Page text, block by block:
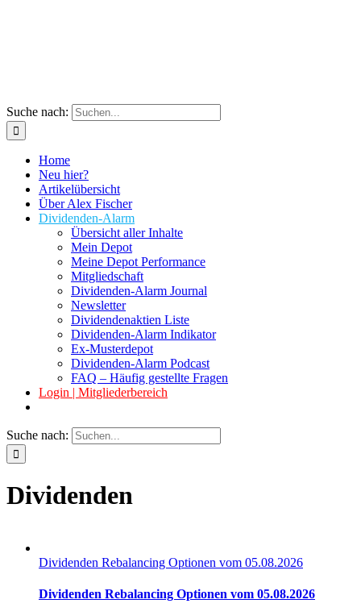
Suche nach:
Home
Neu hier?
Artikelübersicht
Über Alex Fischer
Dividenden-Alarm
Übersicht aller Inhalte
Mein Depot
Meine Depot Performance
Mitgliedschaft
Dividenden-Alarm Journal
Newsletter
Dividendenaktien Liste
Dividenden-Alarm Indikator
Ex-Musterdepot
Dividenden-Alarm Podcast
FAQ – Häufig gestellte Fragen
Login | Mitgliederbereich
Suche nach:
Dividenden
Dividenden Rebalancing Optionen vom 05.08.2026
Dividenden Rebalancing Optionen vom 05.08.2026